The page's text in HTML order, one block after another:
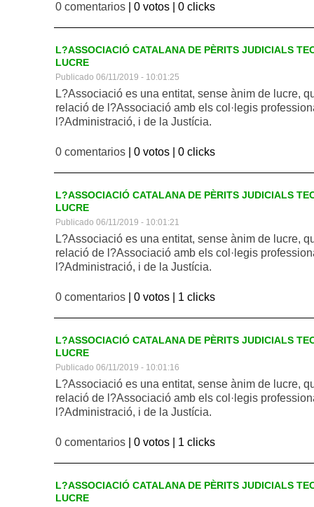
0 comentarios | 0 votos | 0 clicks
L?ASSOCIACIÓ CATALANA DE PÈRITS JUDICIALS
LUCRE
Publicado 06/11/2019 - 10:01:25
L?Associació es una entitat, sense ànim de lucre,
relació de l?Associació amb els col·legis
l?Administració, i de la Justícia.
0 comentarios | 0 votos | 0 clicks
L?ASSOCIACIÓ CATALANA DE PÈRITS JUDICIALS
LUCRE
Publicado 06/11/2019 - 10:01:21
L?Associació es una entitat, sense ànim de lucre,
relació de l?Associació amb els col·legis
l?Administració, i de la Justícia.
0 comentarios | 0 votos | 1 clicks
L?ASSOCIACIÓ CATALANA DE PÈRITS JUDICIALS
LUCRE
Publicado 06/11/2019 - 10:01:16
L?Associació es una entitat, sense ànim de lucre,
relació de l?Associació amb els col·legis
l?Administració, i de la Justícia.
0 comentarios | 0 votos | 1 clicks
L?ASSOCIACIÓ CATALANA DE PÈRITS JUDICIALS
LUCRE